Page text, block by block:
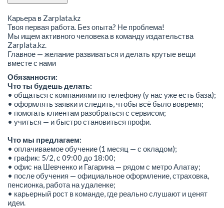
Карьера в Zarplata.kz
Твоя первая работа. Без опыта? Не проблема!
Мы ищем активного человека в команду издательства
Zarplata.kz.
Главное — желание развиваться и делать крутые вещи
вместе с нами
Обязанности:
Что ты будешь делать:
• общаться с компаниями по телефону (у нас уже есть база);
• оформлять заявки и следить, чтобы всё было вовремя;
• помогать клиентам разобраться с сервисом;
• учиться — и быстро становиться профи.
Что мы предлагаем:
• оплачиваемое обучение (1 месяц — с окладом);
• график: 5/2, с 09:00 до 18:00;
• офис на Шевченко и Гагарина — рядом с метро Алатау;
• после обучения — официальное оформление, страховка,
пенсионка, работа на удаленке;
• карьерный рост в команде, где реально слушают и ценят
идеи.